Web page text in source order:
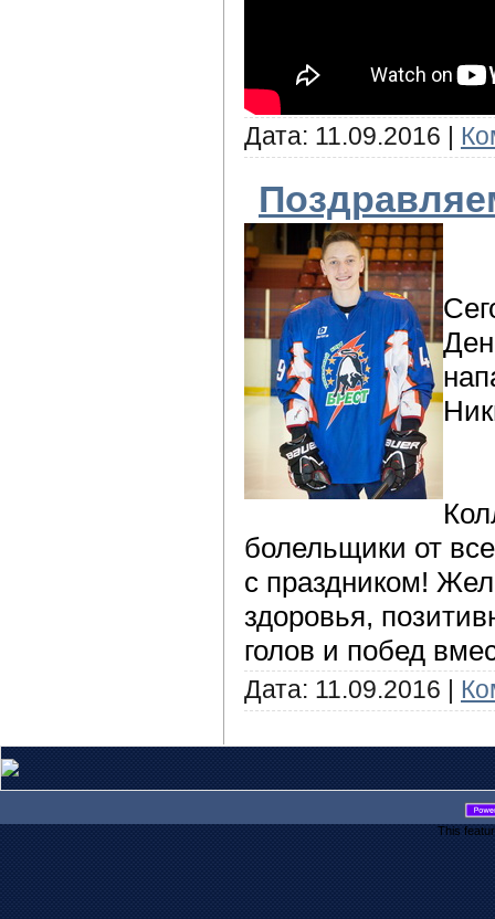
Дата: 11.09.2016 |
болельщики от
с праздником!
здоровья,
голов и побед
Дата: 11.09.2016 |
This